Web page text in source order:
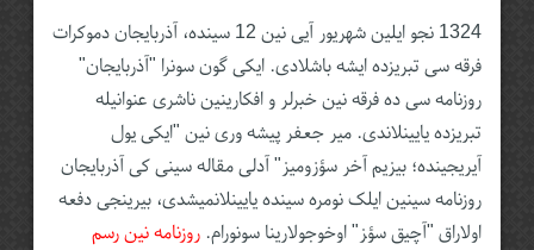
1324 نجو ایلین شهریور آیی نین 12 سینده، آذربایجان دموکرات
فرقه سی تبریزده ایشه باشلادی. ایکی گون سونرا "آذربایجان"
روزنامه سی ده فرقه نین خبرلر و افکارینین ناشری عنوانیله
تبریزده یایینلاندی. میر جعفر پیشه وری نین "ایکی یول
آیریجینده؛ بیزیم آخر سؤزومیز" آدلی مقاله سینی کی آذربایجان
روزنامه سینین ایلک نومره سینده یایینلانمیشدی، بیرینجی دفعه
اولاراق "آچیق سؤ‍ز" اوخوجولارینا سونورام. روزنامه نین رسم